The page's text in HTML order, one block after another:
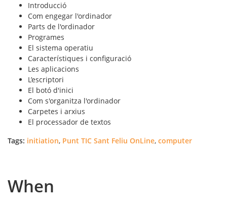
Introducció
Com engegar l'ordinador
Parts de l'ordinador
Programes
El sistema operatiu
Característiques i configuració
Les aplicacions
L’escriptori
El botó d'inici
Com s'organitza l'ordinador
Carpetes i arxius
El processador de textos
Tags: initiation, Punt TIC Sant Feliu OnLine, computer
When